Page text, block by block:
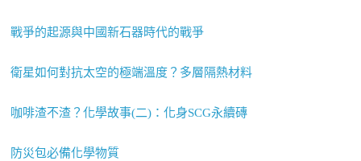
戰爭的起源與中國新石器時代的戰爭
衛星如何對抗太空的極端溫度？多層隔熱材料
咖啡渣不渣？化學故事(二)：化身SCG永續磚
防災包必備化學物質